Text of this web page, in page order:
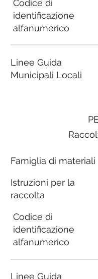
Famiglia di materiali
Istruzioni per la
raccolta
Codice di
identificazione
alfanumerico
Linee Guida
Codice di
identificazione
alfanumerico
Linee Guida
Municipali Locali